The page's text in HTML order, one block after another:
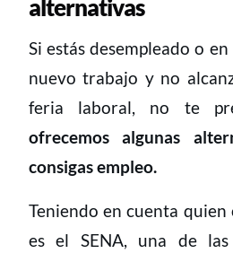
alternativas
Si estás desempleado o
nuevo trabajo y no
feria laboral, no te
ofrecemos algunas
consigas empleo.
Teniendo en cuenta
es el SENA, una de